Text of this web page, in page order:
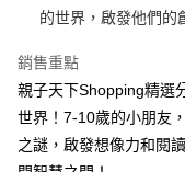
【注意事項】
易，需依本服務之必要範
２．關於個人資料處理事
https://aftee.tw/terms/
３．未成年的使用者請事
「AFTEE先享後付」，若
海外包裹航空運送
的世界，啟發他們的
銷售重點
親子天下Shopping精選
世界！7-10歲的小朋友
之謎，啟發想像力和閱